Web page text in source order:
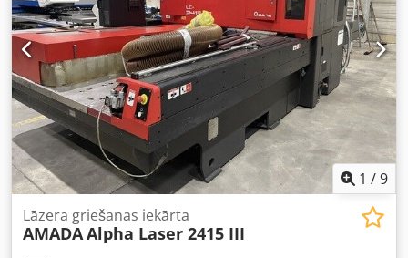
1 /9
Lāzera griešanas iekārta
AMADAAlpha Laser 2415 III